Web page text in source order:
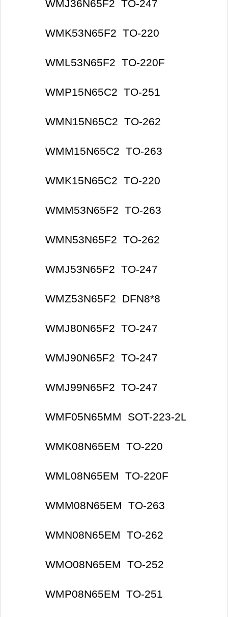
WMJ36N65F2 TO-247
WMK53N65F2 TO-220
WML53N65F2 TO-220F
WMP15N65C2 TO-251
WMN15N65C2 TO-262
WMM15N65C2 TO-263
WMK15N65C2 TO-220
WMM53N65F2 TO-263
WMN53N65F2 TO-262
WMJ53N65F2 TO-247
WMZ53N65F2 DFN8*8
WMJ80N65F2 TO-247
WMJ90N65F2 TO-247
WMJ99N65F2 TO-247
WMF05N65MM SOT-223-2L
WMK08N65EM TO-220
WML08N65EM TO-220F
WMM08N65EM TO-263
WMN08N65EM TO-262
WMO08N65EM TO-252
WMP08N65EM TO-251